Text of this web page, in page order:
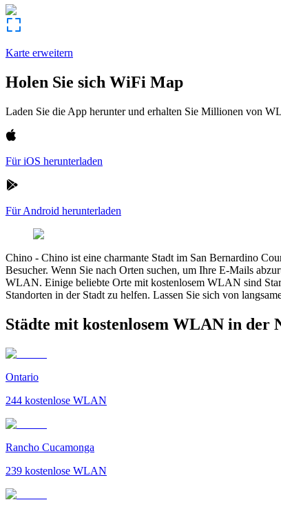
Karte erweitern
Holen Sie sich WiFi Map
Laden Sie die App herunter und erhalten Sie Millionen von
Für iOS herunterladen
Für Android herunterladen
Chino - Chino ist eine charmante Stadt im San Bernardino
Besucher. Wenn Sie nach Orten suchen, um Ihre E-Mails
WLAN. Einige beliebte Orte mit kostenlosem WLAN sind
Standorten in der Stadt zu helfen. Lassen Sie sich von
Städte mit kostenlosem WLAN in der
Ontario
244 kostenlose WLAN
Rancho Cucamonga
239 kostenlose WLAN